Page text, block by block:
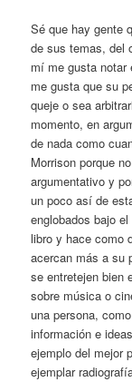
Sé que hay gente
de sus temas, del
mí me gusta notar
me gusta que su
queje o sea
momento, en
de nada como
Morrison porque
argumentativo y
un poco así de
englobados bajo el
libro y hace como
acercan más a su
se entretejen bien
sobre música o
una persona,
información e
ejemplo del mejor
ejemplar